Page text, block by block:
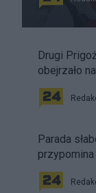
Drugi
obejrzało
Parada